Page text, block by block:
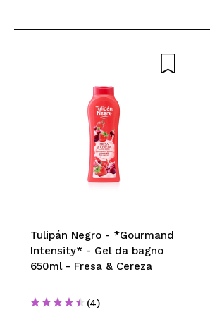
Tulipán Negro - *Gourmand
Intensity* - Gel da bagno
650ml - Fresa & Cereza
(4)